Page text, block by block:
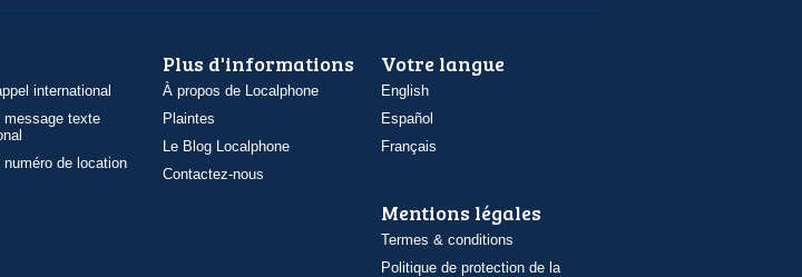
international
message texte
numéro de location
Plus d'informations
À propos de Localphone
Plaintes
Le Blog Localphone
Contactez-nous
Votre langue
English
Español
Français
Mentions légales
Termes & conditions
Politique de protection de la